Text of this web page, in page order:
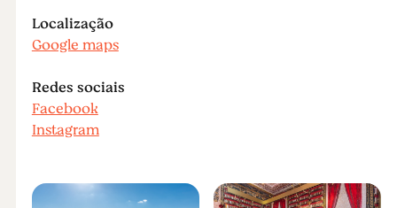
Localização
Google maps
Redes sociais
Facebook
Instagram